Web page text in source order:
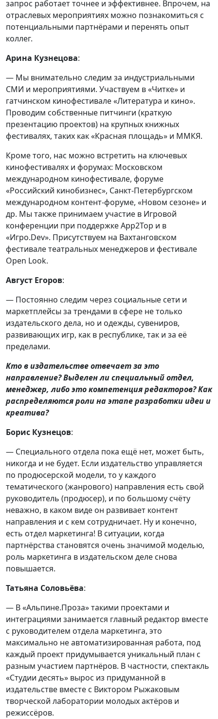
запрос работает точнее и эффективнее. Впрочем, на
отраслевых мероприятиях можно познакомиться с
потенциальными партнёрами и перенять опыт
коллег.
Арина Кузнецова:
— Мы внимательно следим за индустриальными
СМИ и мероприятиями. Участвуем в «Читке» и
гатчинском кинофестивале «Литература и кино».
Проводим собственные питчинги (краткую
презентацию проектов) на крупных книжных
фестивалях, таких как «Красная площадь» и ММКЯ.
Кроме того, нас можно встретить на ключевых
кинофестивалях и форумах: Московском
международном кинофестивале, форуме
«Российский кинобизнес», Санкт-Петербургском
международном контент-форуме, «Новом сезоне» и
др. Мы также принимаем участие в Игровой
конференции при поддержке App2Top и в
«Игро.Dev». Присутствуем на Вахтанговском
фестивале театральных менеджеров и фестивале
Open Look.
Август Егоров:
— Постоянно следим через социальные сети и
маркетплейсы за трендами в сфере не только
издательского дела, но и одежды, сувениров,
развивающих игр, как в республике, так и за её
пределами.
Кто в издательстве отвечает за это
направление? Выделен ли специальный отдел,
менеджер, либо это компетенция редакторов? Как
распределяются роли на этапе разработки идеи и
креатива?
Борис Кузнецов:
— Специального отдела пока ещё нет, может быть,
никогда и не будет. Если издательство управляется
по продюсерской модели, то у каждого
тематического (жанрового) направления есть свой
руководитель (продюсер), и по большому счёту
неважно, в каком виде он развивает контент
направления и с кем сотрудничает. Ну и конечно,
есть отдел маркетинга! В ситуации, когда
партнёрства становятся очень значимой моделью,
роль маркетинга в издательском деле снова
повышается.
Татьяна Соловьёва:
— В «Альпине.Проза» такими проектами и
интеграциями занимается главный редактор вместе
с руководителем отдела маркетинга, это
максимально не автоматизированная работа, под
каждый проект придумывается уникальный план с
разным участием партнёров. В частности, спектакль
«Студии десять» вырос из придуманной в
издательстве вместе с Виктором Рыжаковым
творческой лаборатории молодых актёров и
режиссёров.